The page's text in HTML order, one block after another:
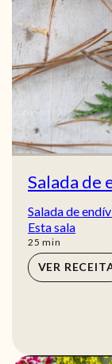
Salada de
Salada de
Esta sala
25 min
min
VER